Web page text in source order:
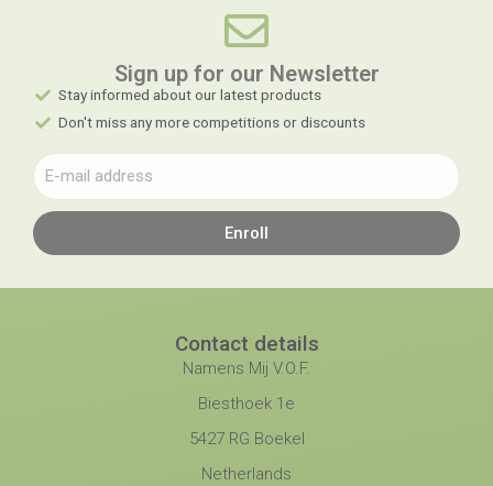
Sign up for our Newsletter​
Stay informed about our latest products
Don't miss any more competitions or discounts
Enroll
Contact details
Namens Mij V.O.F.
Biesthoek 1e
5427 RG Boekel
Netherlands